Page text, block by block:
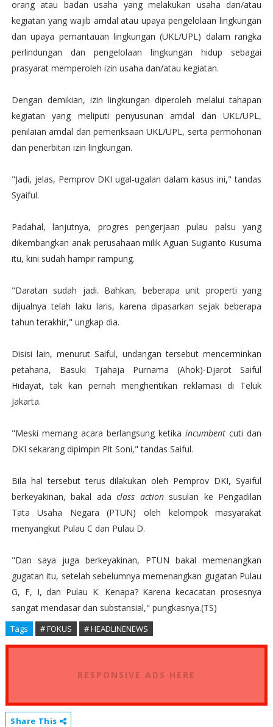
orang atau badan usaha yang melakukan usaha dan/atau
kegiatan yang wajib amdal atau upaya pengelolaan lingkungan
dan upaya pemantauan lingkungan (UKL/UPL) dalam rangka
perlindungan dan pengelolaan lingkungan hidup sebagai
prasyarat memperoleh izin usaha dan/atau kegiatan.
Dengan demikian, izin lingkungan diperoleh melalui tahapan
kegiatan yang meliputi penyusunan amdal dan UKL/UPL,
penilaian amdal dan pemeriksaan UKL/UPL, serta permohonan
dan penerbitan izin lingkungan.
"Jadi, jelas, Pemprov DKI ugal-ugalan dalam kasus ini," tandas
Syaiful.
Padahal, lanjutnya, progres pengerjaan pulau palsu yang
dikembangkan anak perusahaan milik Aguan Sugianto Kusuma
itu, kini sudah hampir rampung.‎
"Daratan sudah jadi. Bahkan, beberapa unit properti yang
dijualnya telah laku laris, karena dipasarkan sejak beberapa
tahun terakhir," ungkap dia.‎
Disisi lain, menurut Saiful, undangan tersebut mencerminkan
petahana, Basuki Tjahaja Purnama (Ahok)-Djarot Saiful
Hidayat, tak kan pernah menghentikan reklamasi di Teluk
Jakarta.
"Meski memang acara berlangsung ketikaincumbentcuti dan
DKI sekarang dipimpin Plt Soni," tandas Saiful.
Bila hal tersebut terus dilakukan oleh Pemprov DKI, Syaiful
berkeyakinan, bakal adaclass action susulan ke Pengadilan
Tata Usaha Negara (PTUN) oleh kelompok masyarakat
menyangkut Pulau C dan Pulau D.
"Dan saya juga berkeyakinan, PTUN bakal memenangkan
gugatan itu, setelah sebelumnya memenangkan gugatan Pulau
G, F, I, dan Pulau K. Kenapa? Karena kecacatan prosesnya
sangat mendasar dan substansial," pungkasnya.(TS)
Tags # FOKUS # HEADLINENEWS
RESPONSIVE ADS HERE
Share This